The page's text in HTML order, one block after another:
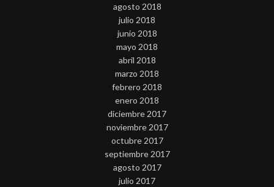
agosto 2018
julio 2018
junio 2018
mayo 2018
abril 2018
marzo 2018
febrero 2018
enero 2018
diciembre 2017
noviembre 2017
octubre 2017
septiembre 2017
agosto 2017
julio 2017